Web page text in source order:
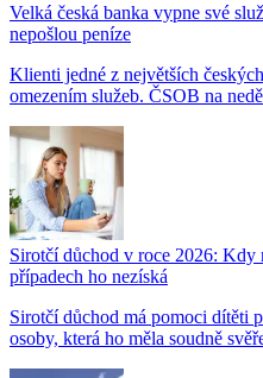
Velká česká banka vypne své
nepošlou peníze
Klienti jedné z největších
omezením služeb. ČSOB na
Sirotčí důchod v roce 2026: Kdy
případech ho nezíská
Sirotčí důchod má pomoci dítěti
osoby, která ho měla soudně